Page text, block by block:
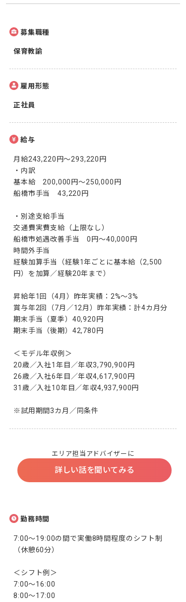
募集職種
保育教諭
雇用形態
正社員
給与
月給243,220円～293,220円
・内訳
基本給　200,000円～250,000円
船橋市手当　43,220円
・別途支給手当
交通費実費支給（上限なし）
船橋市処遇改善手当　0円～40,000円
時間外手当
経験加算手当（経験1年ごとに基本給（2,500
円）を加算／経験20年まで）
昇給年1回（4月）昨年実績：2%～3%
賞与年2回（7月／12月）昨年実績：計4カ月分
期末手当（夏季）40,920円
期末手当（後期）42,780円
＜モデル年収例＞
20歳／入社1年目／年収3,790,900円
26歳／入社6年目／年収4,617,900円
31歳／入社10年目／年収4,937,900円
※試用期間3カ月／同条件
エリア担当アドバイザーに
詳しい話を聞いてみる
勤務時間
7:00～19:00の間で実働8時間程度のシフト制
（休憩60分）
＜シフト例＞
7:00～16:00
8:00～17:00